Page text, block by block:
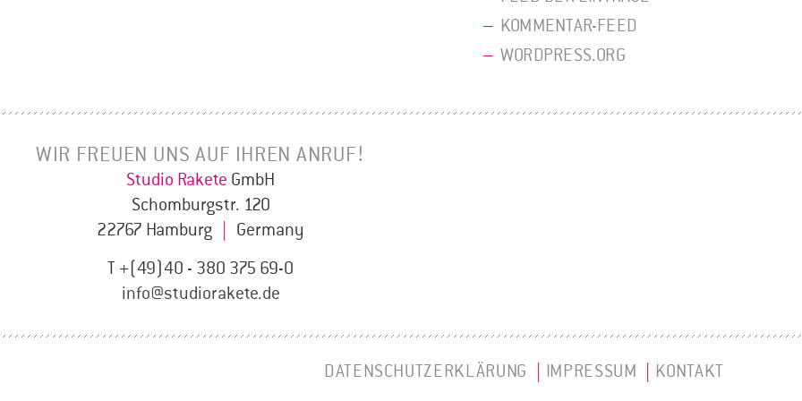
KOMMENTAR-FEED
WORDPRESS.ORG
WIR FREUEN UNS AUF IHREN ANRUF!
Studio Rakete GmbH
Schomburgstr. 120
22767 Hamburg
Germany
T +(49)40 - 380 375 69-0
info@studiorakete.de
DATENSCHUTZERKLÄRUNG IMPRESSUM KONTAKT